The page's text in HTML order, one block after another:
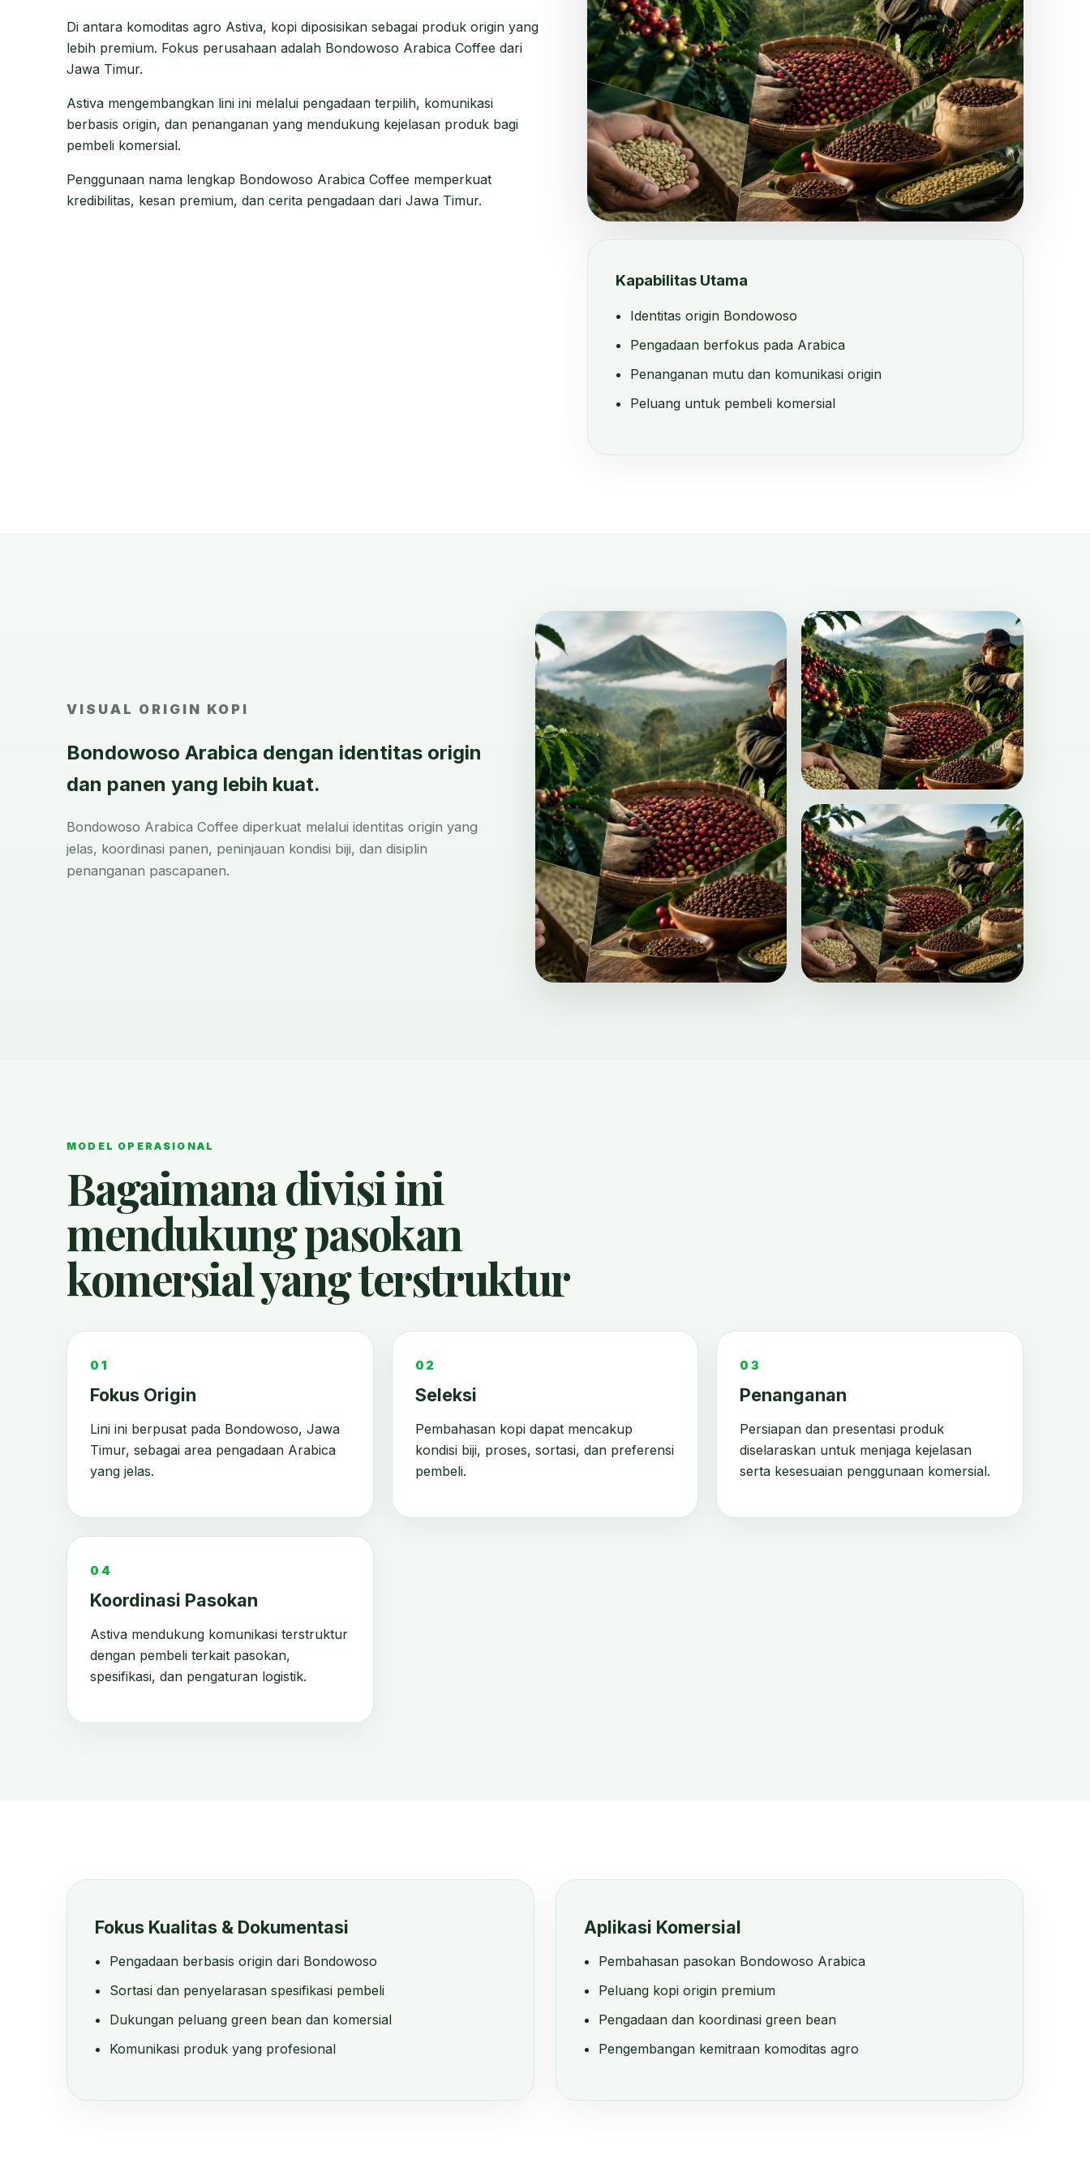
Di antara komoditas agro Astiva, kopi diposisikan sebagai produk origin yang
lebih premium. Fokus perusahaan adalah Bondowoso Arabica Coffee dari
Jawa Timur.
Astiva mengembangkan lini ini melalui pengadaan terpilih, komunikasi
berbasis origin, dan penanganan yang mendukung kejelasan produk bagi
pembeli komersial.
Penggunaan nama lengkap Bondowoso Arabica Coffee memperkuat
kredibilitas, kesan premium, dan cerita pengadaan dari Jawa Timur.
Kapabilitas Utama
Identitas origin Bondowoso
Pengadaan berfokus pada Arabica
Penanganan mutu dan komunikasi origin
Peluang untuk pembeli komersial
VISUAL ORIGIN KOPI
Bondowoso Arabica dengan identitas origin
dan panen yang lebih kuat.
Bondowoso Arabica Coffee diperkuat melalui identitas origin yang
jelas, koordinasi panen, peninjauan kondisi biji, dan disiplin
penanganan pascapanen.
MODEL OPERASIONAL
Bagaimana divisi ini
mendukung pasokan
komersial yang terstruktur
01
Fokus Origin
Lini ini berpusat pada Bondowoso, Jawa
Timur, sebagai area pengadaan Arabica
yang jelas.
02
Seleksi
Pembahasan kopi dapat mencakup
kondisi biji, proses, sortasi, dan preferensi
pembeli.
03
Penanganan
Persiapan dan presentasi produk
diselaraskan untuk menjaga kejelasan
serta kesesuaian penggunaan komersial.
04
Koordinasi Pasokan
Astiva mendukung komunikasi terstruktur
dengan pembeli terkait pasokan,
spesifikasi, dan pengaturan logistik.
Fokus Kualitas & Dokumentasi
Pengadaan berbasis origin dari Bondowoso
Sortasi dan penyelarasan spesifikasi pembeli
Dukungan peluang green bean dan komersial
Komunikasi produk yang profesional
Aplikasi Komersial
Pembahasan pasokan Bondowoso Arabica
Peluang kopi origin premium
Pengadaan dan koordinasi green bean
Pengembangan kemitraan komoditas agro